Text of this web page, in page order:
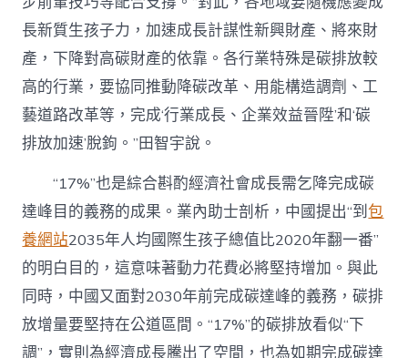
長新質生孩子力，加速成長計謀性新興財產、將來財
產，下降對高碳財產的依靠。各行業特殊是碳排放較
高的行業，要協同推動降碳改革、用能構造調劑、工
藝道路改革等，完成‘行業成長、企業效益晉陞’和‘碳
排放加速’脫鉤。”田智宇說。
“17%”也是綜合斟酌經濟社會成長需乞降完成碳
達峰目的義務的成果。業內助士剖析，中國提出“到包
養網站2035年人均國際生孩子總值比2020年翻一番”
的明白目的，這意味著動力花費必將堅持增加。與此
同時，中國又面對2030年前完成碳達峰的義務，碳排
放增量要堅持在公道區間。“17%”的碳排放看似“下
調”，實則為經濟成長騰出了空間，也為如期完成碳達